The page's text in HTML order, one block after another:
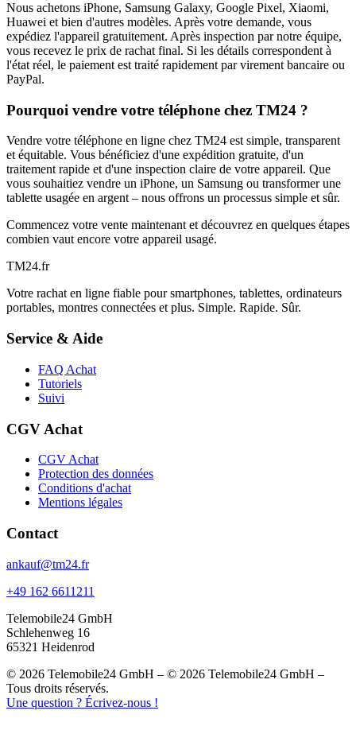
Nous achetons iPhone, Samsung Galaxy, Google Pixel, Xiaomi,
Huawei et bien d'autres modèles. Après votre demande, vous
expédiez l'appareil gratuitement. Après inspection par notre équipe,
vous recevez le prix de rachat final. Si les détails correspondent à
l'état réel, le paiement est traité rapidement par virement bancaire ou
PayPal.
Pourquoi vendre votre téléphone chez TM24 ?
Vendre votre téléphone en ligne chez TM24 est simple, transparent
et équitable. Vous bénéficiez d'une expédition gratuite, d'un
traitement rapide et d'une inspection claire de votre appareil. Que
vous souhaitiez vendre un iPhone, un Samsung ou transformer une
tablette usagée en argent – nous offrons un processus simple et sûr.
Commencez votre vente maintenant et découvrez en quelques étapes
combien vaut encore votre appareil usagé.
TM24.fr
Votre rachat en ligne fiable pour smartphones, tablettes, ordinateurs
portables, montres connectées et plus. Simple. Rapide. Sûr.
Service & Aide
FAQ Achat
Tutoriels
Suivi
CGV Achat
CGV Achat
Protection des données
Conditions d'achat
Mentions légales
Contact
ankauf@tm24.fr
+49 162 6611211
Telemobile24 GmbH
Schlehenweg 16
65321 Heidenrod
© 2026 Telemobile24 GmbH – © 2026 Telemobile24 GmbH –
Tous droits réservés.
Une question ? Écrivez-nous !